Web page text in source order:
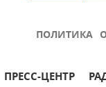
ПОЛИТИКА
ПРЕСС-ЦЕНТР